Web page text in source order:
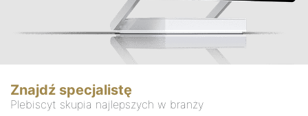
Znajdź specjalistę
Plebiscyt skupia najlepszych w branży